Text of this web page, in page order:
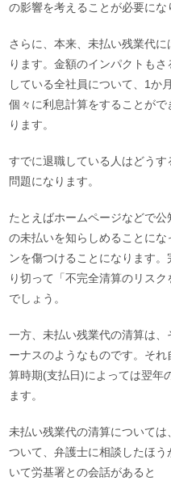
の影響を考えることが必要にな
さらに、本来、未払い残業代
ります。金額のインパクトも
している全社員について、1か
個々に利息計算をすることが
ります。
すでに退職している人はどう
問題になります。
たとえばホームページなどで
の未払いを知らしめることに
ンを傷つけることになります
り切って「不完全清算のリス
でしょう。
一方、未払い残業代の清算は
ーナスのようなものです。そ
算時期(支払日)によっては翌年
ます。
未払い残業代の清算について
ついて、弁護士に相談したほ
いて労基署との会話があると